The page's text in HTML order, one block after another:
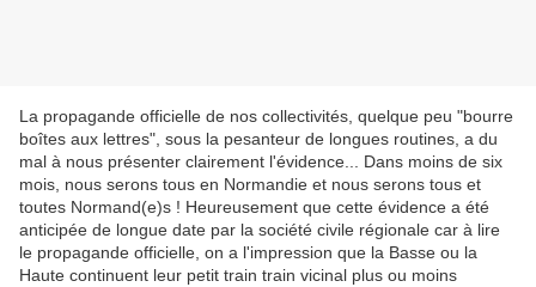
La propagande officielle de nos collectivités, quelque peu "bourre
boîtes aux lettres", sous la pesanteur de longues routines, a du
mal à nous présenter clairement l'évidence... Dans moins de six
mois, nous serons tous en Normandie et nous serons tous et
toutes Normand(e)s ! Heureusement que cette évidence a été
anticipée de longue date par la société civile régionale car à lire
le propagande officielle, on a l'impression que la Basse ou la
Haute continuent leur petit train train vicinal plus ou moins